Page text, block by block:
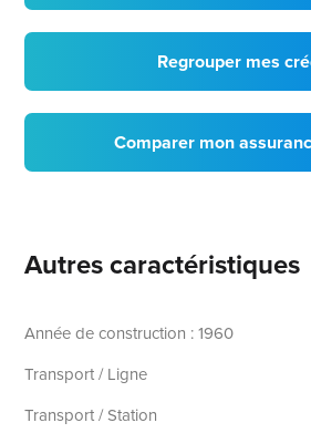
Regrouper mes
Comparer mon
Autres caractéristiques
Année de construction : 1960
Transport / Ligne
Transport / Station